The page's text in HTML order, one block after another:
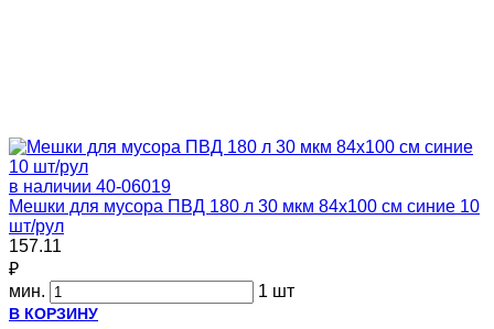
в наличии 40-06019
Мешки для мусора ПВД 180 л 30 мкм 84х100 см синие 10
шт/рул
157.11
₽
мин.
1 шт
В КОРЗИНУ